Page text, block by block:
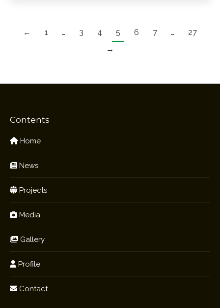
← 1 … 3 4 5 6 7 …
27
→
Contents
Home
News
Projects
Media
Gallery
Profile
Contact